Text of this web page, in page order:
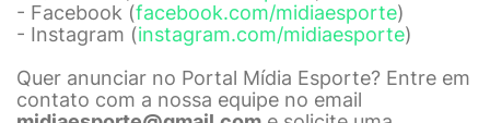
- Facebook (facebook.com/midiaesporte)
- Instagram (instagram.com/midiaesporte)
Quer anunciar no Portal Mídia Esporte? Entre em
contato com a nossa equipe no email